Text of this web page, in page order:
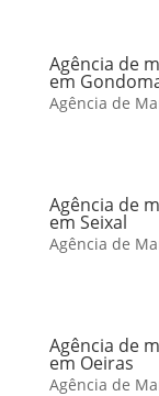
Agência de
em
Agência de
Agência de
em Seixal
Agência de
Agência de
em Oeiras
Agência de